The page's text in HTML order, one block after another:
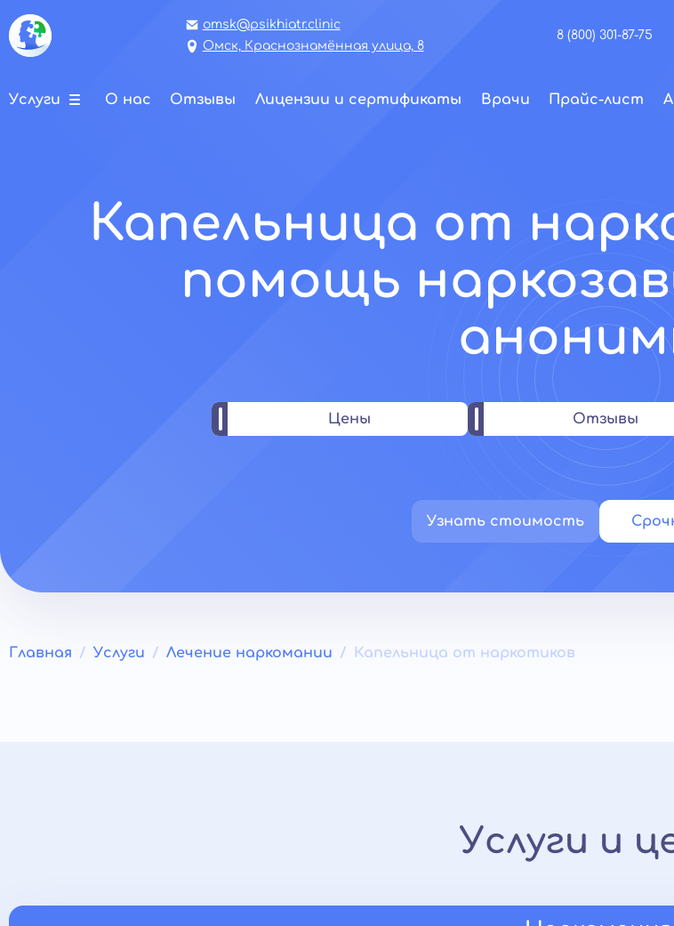
omsk@psikhiatr.clinic
Омск, Краснознамённая улица, 8
8 (800) 301-87-75
Услуги О нас Отзывы Лицензии и сертификаты Врачи Прайс-лист
Капельница от
помощь
Цены Отзывы
Узнать стоимость
Главная Услуги Лечение наркомании Капельница от наркотиков
Услуги и